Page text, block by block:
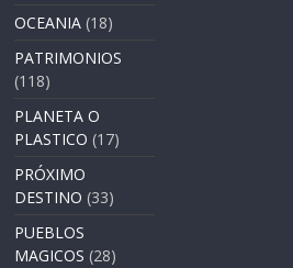
OCEANIA (18)
PATRIMONIOS
(118)
PLANETA O
PLASTICO (17)
PRÓXIMO
DESTINO (33)
PUEBLOS
MAGICOS (28)